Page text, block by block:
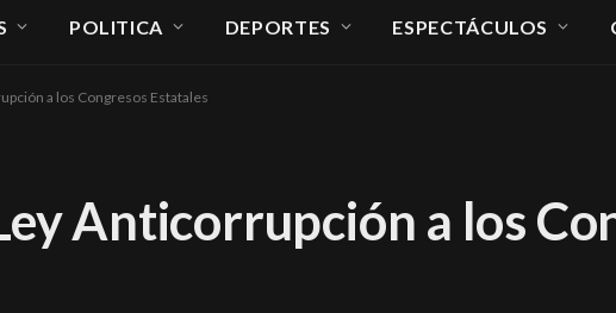
POLITICA DEPORTES ESPECTÁCULOS
a los Congresos Estatales
Anticorrupción a los